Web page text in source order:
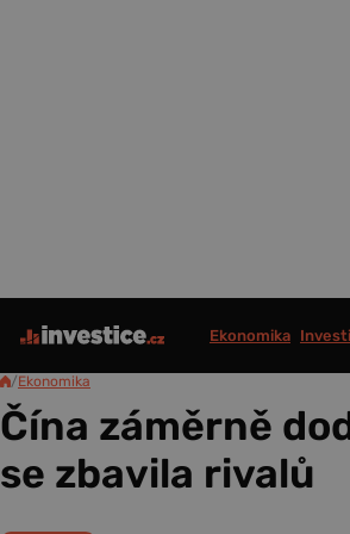
Ekonomika
/Ekonomika
Čína záměrně
se zbavila rivalů